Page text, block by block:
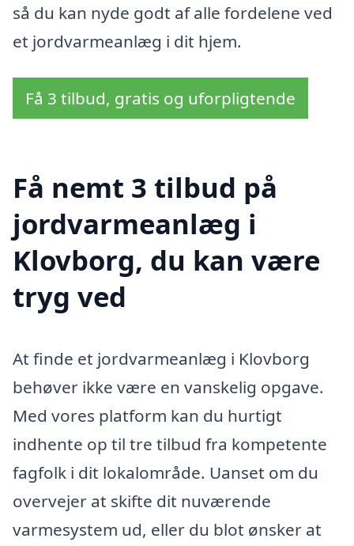
så du kan nyde godt af alle fordelene ved
et jordvarmeanlæg i dit hjem.
Få 3 tilbud, gratis og uforpligtende
Få nemt 3 tilbud på
jordvarmeanlæg i
Klovborg, du kan være
tryg ved
At finde et jordvarmeanlæg i Klovborg
behøver ikke være en vanskelig opgave.
Med vores platform kan du hurtigt
indhente op til tre tilbud fra kompetente
fagfolk i dit lokalområde. Uanset om du
overvejer at skifte dit nuværende
varmesystem ud, eller du blot ønsker at